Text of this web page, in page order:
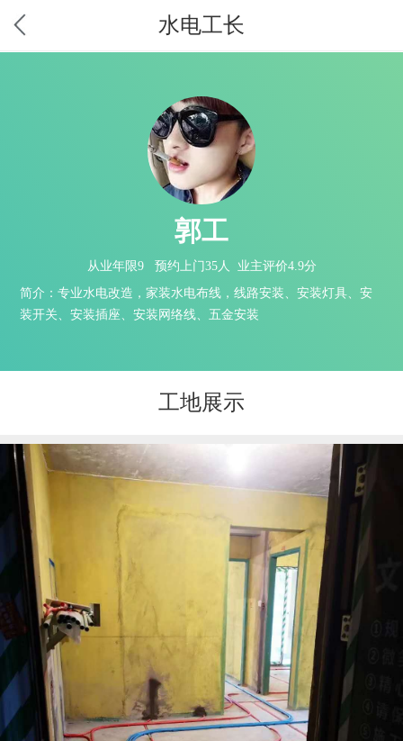
水电工长
郭工
从业年限9 预约上门35人 业主评价4.9分
简介：专业水电改造，家装水电布线，线路安装、安装灯具、安
装开关、安装插座、安装网络线、五金安装
工地展示